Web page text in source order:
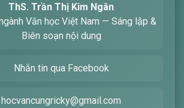
viết về văn học. Hãy nhập từ
tâm, tôi sẽ giúp bạn ngay
ThS. Trần Thị Kim Ngân
Văn học Việt Nam — Sáng lập &
Biên soạn nội dung
Nhắn tin qua Facebook
hocvancungricky@gmail.com